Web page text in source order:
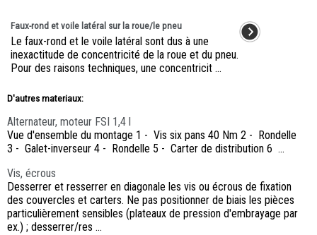
Faux-rond et voile latéral sur la roue/le pneu
Le faux-rond et le voile latéral sont dus à une
inexactitude de concentricité de la roue et du pneu.
Pour des raisons techniques, une concentricit ...
D'autres materiaux:
Alternateur, moteur FSI 1,4 l
Vue d'ensemble du montage 1 - Vis six pans 40 Nm 2 - Rondelle
3 - Galet-inverseur 4 - Rondelle 5 - Carter de distribution 6 ...
Vis, écrous
Desserrer et resserrer en diagonale les vis ou écrous de fixation
des couvercles et carters. Ne pas positionner de biais les pièces
particulièrement sensibles (plateaux de pression d'embrayage par
ex.) ; desserrer/res ...